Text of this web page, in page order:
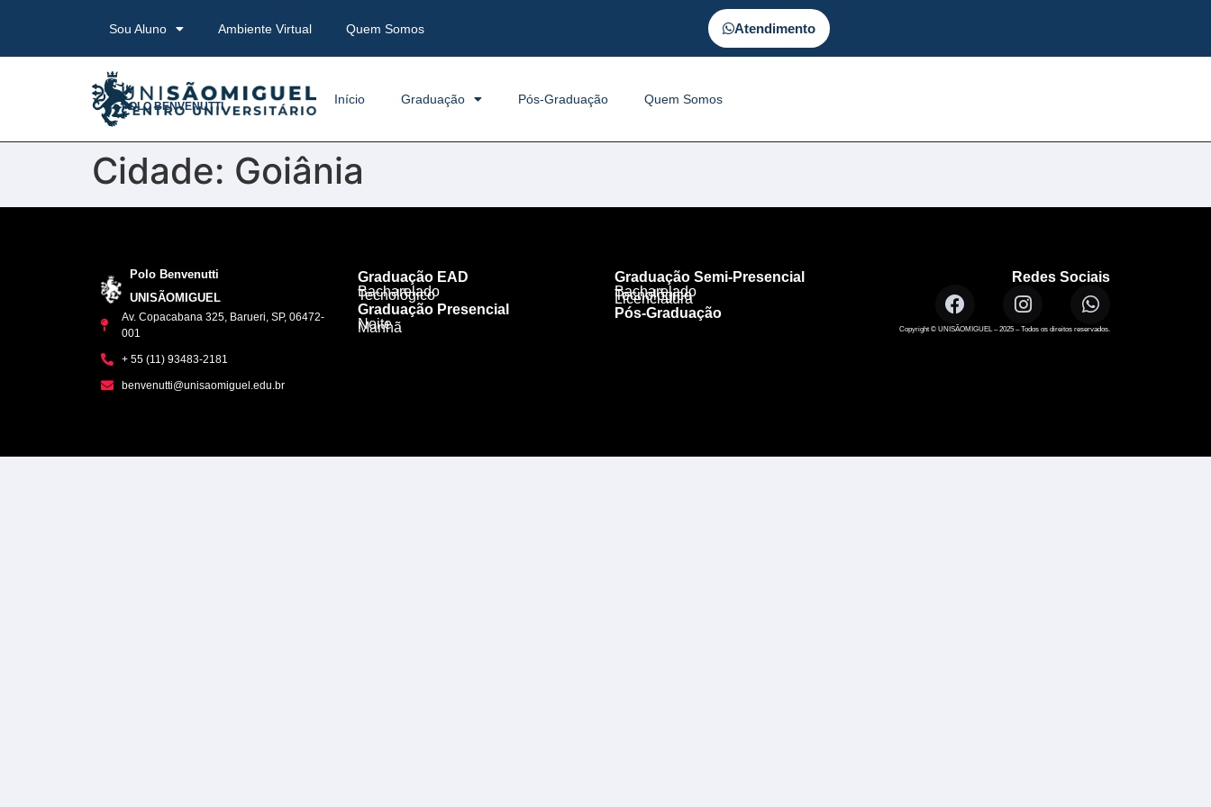
Sou Aluno Ambiente Virtual Quem Somos Atendimento
POLO BENVENUTTI
Início Graduação Pós-Graduação Quem Somos
Cidade: Goiânia
Polo Benvenutti
UNISÃOMIGUEL
Av. Copacabana 325, Barueri, SP, 06472-
001
+ 55 (11) 93483-2181
benvenutti@unisaomiguel.edu.br
Graduação EAD
Bacharelado
Tecnológico
Graduação Presencial
Noite
Manhã
Graduação Semi-Presencial
Bacharelado
Tecnológico
Licenciatura
Pós-Graduação
Redes Sociais
Copyright © UNISÃOMIGUEL – 2025 – Todos os direitos reservados.